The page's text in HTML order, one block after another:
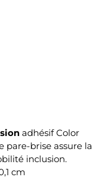
adhésif Color
pare-brise assure la
inclusion.
cm